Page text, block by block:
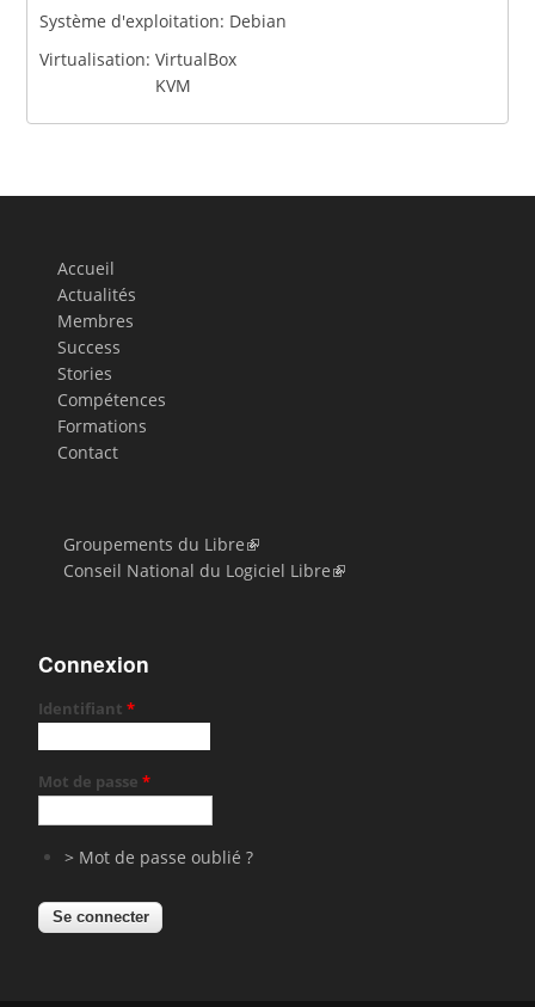
Système d'exploitation: Debian
Virtualisation:VirtualBox
KVM
Accueil
Actualités
Membres
Success
Stories
Compétences
Formations
Contact
Groupements du Libre
Conseil National du Logiciel Libre
Connexion
Identifiant*
Mot de passe*
> Mot de passe oublié ?